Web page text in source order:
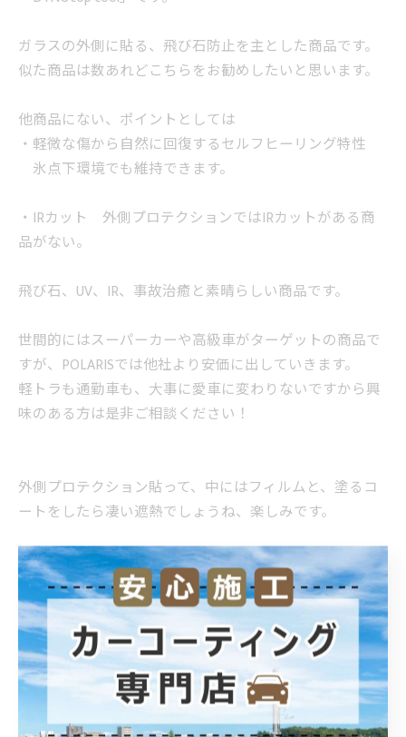
ガラスの外側に貼る、飛び石防止を主とした商品です。
似た商品は数あれどこちらをお勧めしたいと思います。
他商品にない、ポイントとしては
・軽微な傷から自然に回復するセルフヒーリング特性
氷点下環境でも維持できます。
・IRカット 外側プロテクションではIRカットがある商
品がない。
飛び石、UV、IR、事故治癒と素晴らしい商品です。
世間的にはスーパーカーや高級車がターゲットの商品で
すが、POLARISでは他社より安価に出していきます。
軽トラも通勤車も、大事に愛車に変わりないですから興
味のある方は是非ご相談ください！
外側プロテクション貼って、中にはフィルムと、塗るコ
ートをしたら凄い遮熱でしょうね、楽しみです。
HPの整備に時間とると思いますので興味のある方は是非
お問い合わせください。
埼玉県北本市のカーコーティングとフィルムのお店
POLARISです。